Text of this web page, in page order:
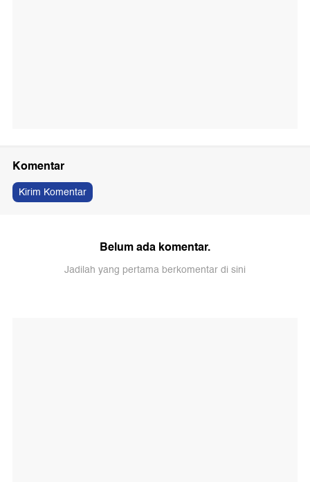
Komentar
Kirim Komentar
Belum ada komentar.
Jadilah yang pertama berkomentar di sini